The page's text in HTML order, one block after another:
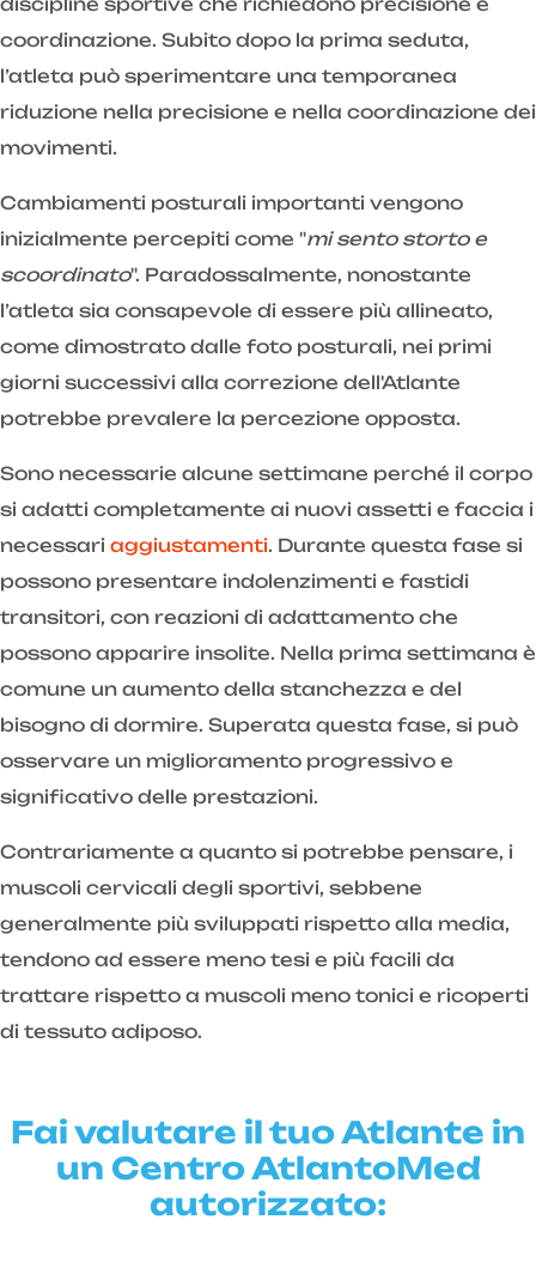
coordinazione. Subito dopo la prima seduta,
l’atleta può sperimentare una temporanea
riduzione nella precisione e nella coordinazione dei
movimenti.
Cambiamenti posturali importanti vengono
inizialmente percepiti come "mi sento storto e
scoordinato". Paradossalmente, nonostante
l’atleta sia consapevole di essere più allineato,
come dimostrato dalle foto posturali, nei primi
giorni successivi alla correzione dell'Atlante
potrebbe prevalere la percezione opposta.
Sono necessarie alcune settimane perché il corpo
si adatti completamente ai nuovi assetti e faccia i
necessari aggiustamenti. Durante questa fase si
possono presentare indolenzimenti e fastidi
transitori, con reazioni di adattamento che
possono apparire insolite. Nella prima settimana è
comune un aumento della stanchezza e del
bisogno di dormire. Superata questa fase, si può
osservare un miglioramento progressivo e
significativo delle prestazioni.
Contrariamente a quanto si potrebbe pensare, i
muscoli cervicali degli sportivi, sebbene
generalmente più sviluppati rispetto alla media,
tendono ad essere meno tesi e più facili da
trattare rispetto a muscoli meno tonici e ricoperti
di tessuto adiposo.
Fai valutare il tuo Atlante in
un Centro AtlantoMed
autorizzato: